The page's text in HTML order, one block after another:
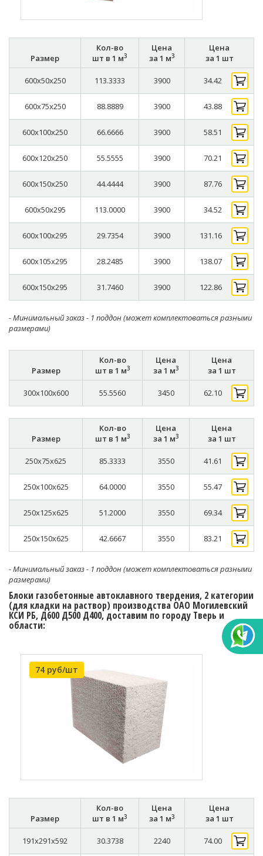
Размер
Кол-во
шт в 1 м3
Цена
за 1 м3
Цена
за 1 шт
600x50x250 113.3333 3900 34.42
600x75x250 88.8889 3900 43.88
600x100x250 66.6666 3900 58.51
600x120x250 55.5555 3900 70.21
600x150x250 44.4444 3900 87.76
600x50x295 113.0000 3900 34.52
600x100x295 29.7354 3900 131.16
600x105x295 28.2485 3900 138.07
600x150x295 31.7460 3900 122.86
- Минимальный заказ - 1 поддон (может комплектоваться разными
размерами)
Размер
Кол-во
шт в 1 м3
Цена
за 1 м3
Цена
за 1 шт
300x100x600 55.5560 3450 62.10
Размер
Кол-во
шт в 1 м3
Цена
за 1 м3
Цена
за 1 шт
250x75x625 85.3333 3550 41.61
250x100x625 64.0000 3550 55.47
250x125x625 51.2000 3550 69.34
250x150x625 42.6667 3550 83.21
- Минимальный заказ - 1 поддон (может комплектоваться разными
размерами)
Блоки газобетонные автоклавного твердения, 2 категории
(для кладки на раствор) производства ОАО Могилевский
КСИ РБ, Д600 Д500 Д400, доставим по городу Тверь и
области:
74 руб/шт
Размер
Кол-во
шт в 1 м3
Цена
за 1 м3
Цена
за 1 шт
191x291x592 30.3738 2240 74.00